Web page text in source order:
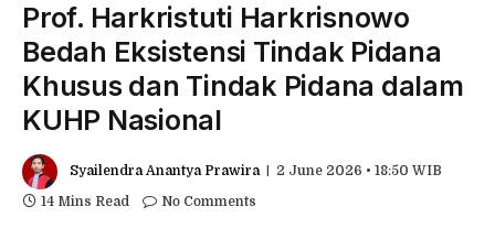
Prof. Harkristuti Harkrisnowo
Bedah Eksistensi Tindak Pidana
Khusus dan Tindak Pidana dalam
KUHP Nasional
Syailendra Anantya Prawira
2 June 2026 • 18:50 WIB
14 Mins Read
No Comments